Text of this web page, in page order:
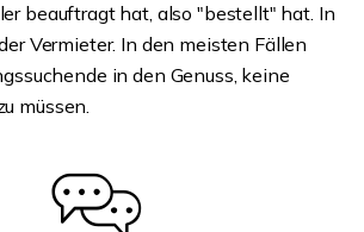
beauftragt hat, also "bestellt" hat. In
Vermieter. In den meisten Fällen
in den Genuss, keine
müssen.